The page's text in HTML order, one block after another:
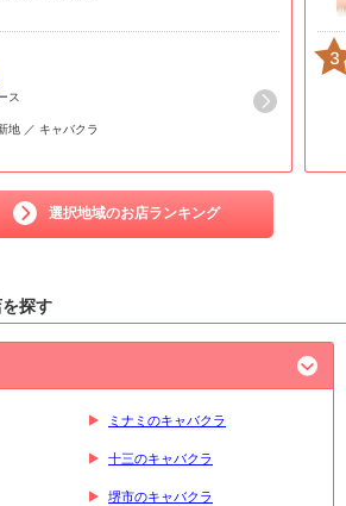
ス
地 ／ キャバクラ
選択地域のお店ランキング
3
探す
ミナミのキャバクラ
十三のキャバクラ
堺市のキャバクラ